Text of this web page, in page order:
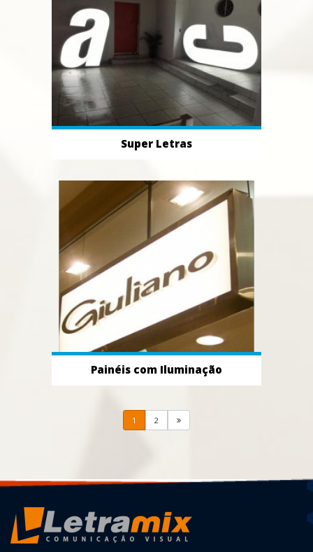
Super Letras
Painéis com Iluminação
1 2